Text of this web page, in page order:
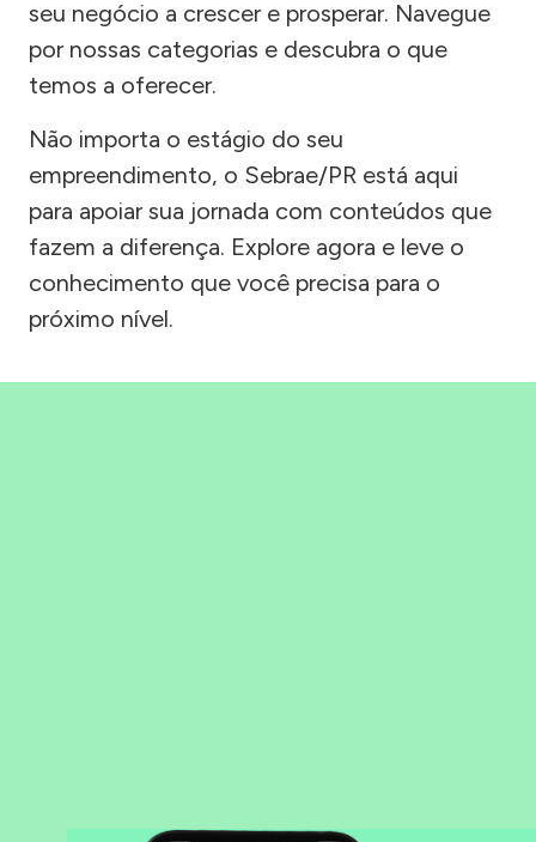
seu negócio a crescer e prosperar. Navegue
por nossas categorias e descubra o que
temos a oferecer.
Não importa o estágio do seu
empreendimento, o Sebrae/PR está aqui
para apoiar sua jornada com conteúdos que
fazem a diferença. Explore agora e leve o
conhecimento que você precisa para o
próximo nível.